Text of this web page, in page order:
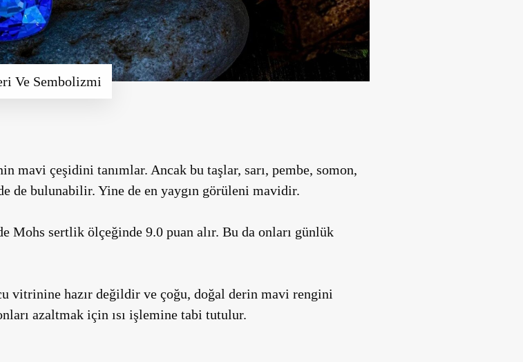
Ve Sembolizmi
mavi çeşidini tanımlar. Ancak bu taşlar, sarı, pembe, somon,
de bulunabilir. Yine de en yaygın görüleni mavidir.
Mohs sertlik ölçeğinde 9.0 puan alır. Bu da onları günlük
vitrinine hazır değildir ve çoğu, doğal derin mavi rengini
azaltmak için ısı işlemine tabi tutulur.